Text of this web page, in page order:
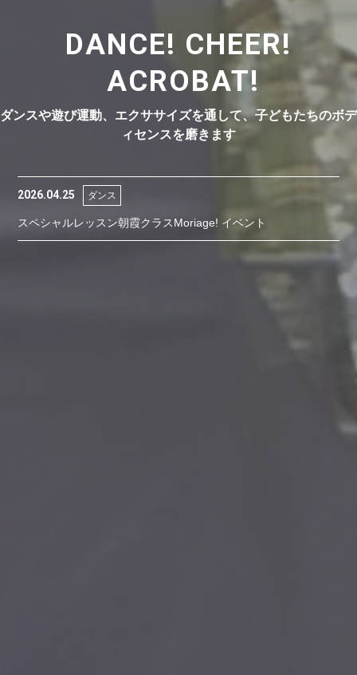
DANCE! CHEER!
ACROBAT!
ダンスや遊び運動、エクササイズを通して、子どもたちのボデ
ィセンスを磨きます
2026.04.25 ダンス
スペシャルレッスン朝霞クラスMoriage! イベント